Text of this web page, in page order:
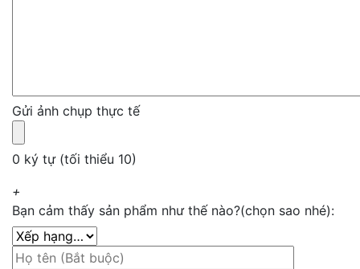
Gửi ảnh chụp thực tế
0 ký tự (tối thiểu 10)
+
Bạn cảm thấy sản phẩm như thế nào?(chọn sao nhé):